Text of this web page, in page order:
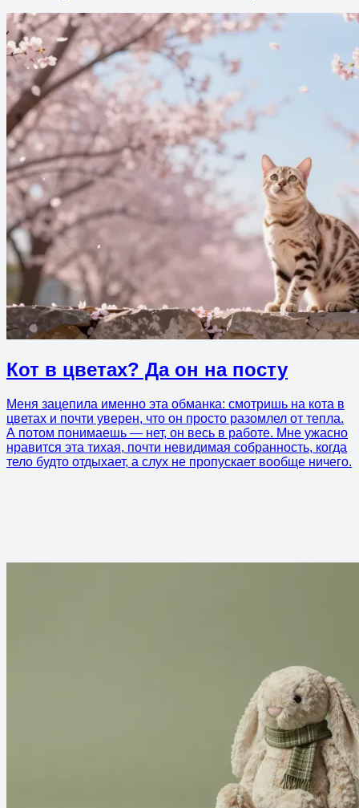
Кот в цветах? Да он на посту
Меня зацепила именно эта обманка: смотришь на кота в
цветах и почти уверен, что он просто разомлел от тепла.
А потом понимаешь — нет, он весь в работе. Мне ужасно
нравится эта тихая, почти невидимая собранность, когда
тело будто отдыхает, а слух не пропускает вообще ничего.